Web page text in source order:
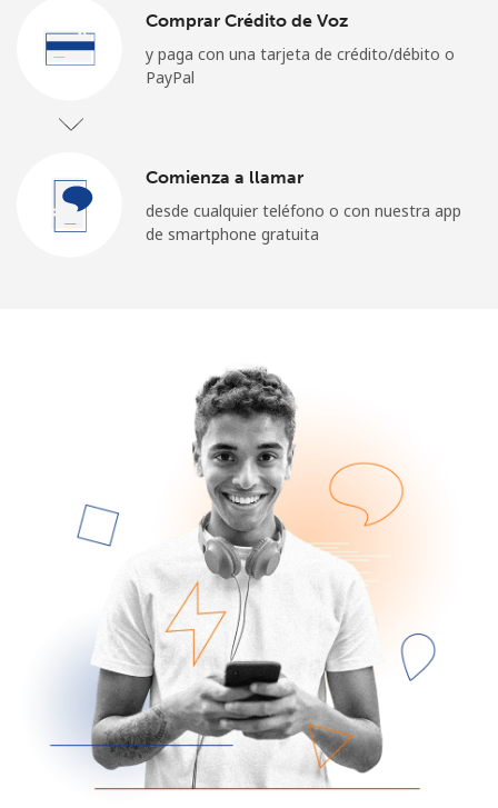
Iniciar Sesión
Comprar Crédito de Voz
y paga con una tarjeta de crédito/débito o
PayPal
Comienza a llamar
desde cualquier teléfono o con nuestra app
de smartphone gratuita